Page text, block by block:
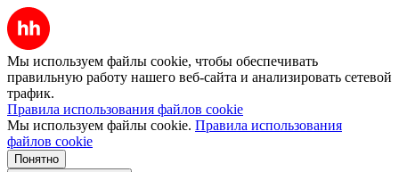
Мы используем файлы cookie, чтобы обеспечивать
правильную работу нашего веб-сайта и анализировать сетевой
трафик.
Правила использования файлов cookie
Мы используем файлы cookie. Правила использования
файлов cookie
Понятно